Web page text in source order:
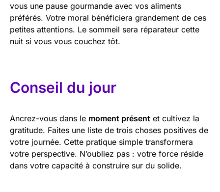
vous une pause gourmande avec vos aliments
préférés. Votre moral bénéficiera grandement de ces
petites attentions. Le sommeil sera réparateur cette
nuit si vous vous couchez tôt.
Conseil du jour
Ancrez-vous dans le moment présent et cultivez la
gratitude. Faites une liste de trois choses positives de
votre journée. Cette pratique simple transformera
votre perspective. N’oubliez pas : votre force réside
dans votre capacité à construire sur du solide.